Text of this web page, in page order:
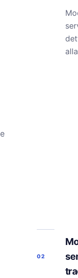
02